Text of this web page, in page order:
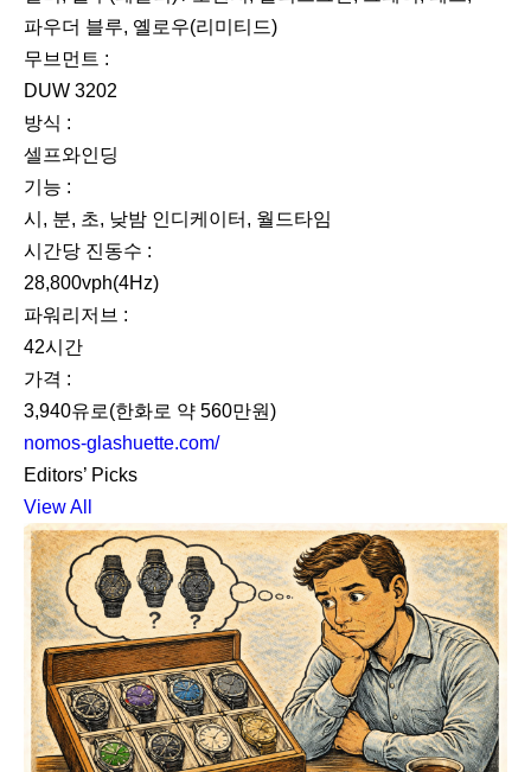
파우더 블루, 옐로우(리미티드)
무브먼트 :
DUW 3202
방식 :
셀프와인딩
기능 :
시, 분, 초, 낮밤 인디케이터, 월드타임
시간당 진동수 :
28,800vph(4Hz)
파워리저브 :
42시간
가격 :
3,940유로(한화로 약 560만원)
nomos-glashuette.com/
Editors’ Picks
View All